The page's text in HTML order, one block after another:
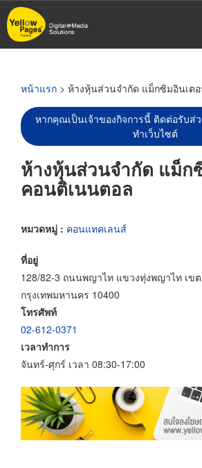
ข้าม
ไป
หน้าแรก > ห้างหุ้นส่วนจำกัด แม็กซิมอินเต
หากคุณเป็นเจ้าของกิจการนี้ ติดต่อรับส่
ทำเว็บไซต์
ห้างหุ้นส่วนจำกัด แม็ก
คอนติเนนตอล
หมวดหมู่ : คอนแทคเลนส์
ที่อยู่
128/82-3 ถนนพญาไท แขวงทุ่งพญาไท เขต
กรุงเทพมหานคร 10400
โทรศัพท์
02-612-0371
เวลาทำการ
จันทร์-ศุกร์ เวลา 08:30-17:00